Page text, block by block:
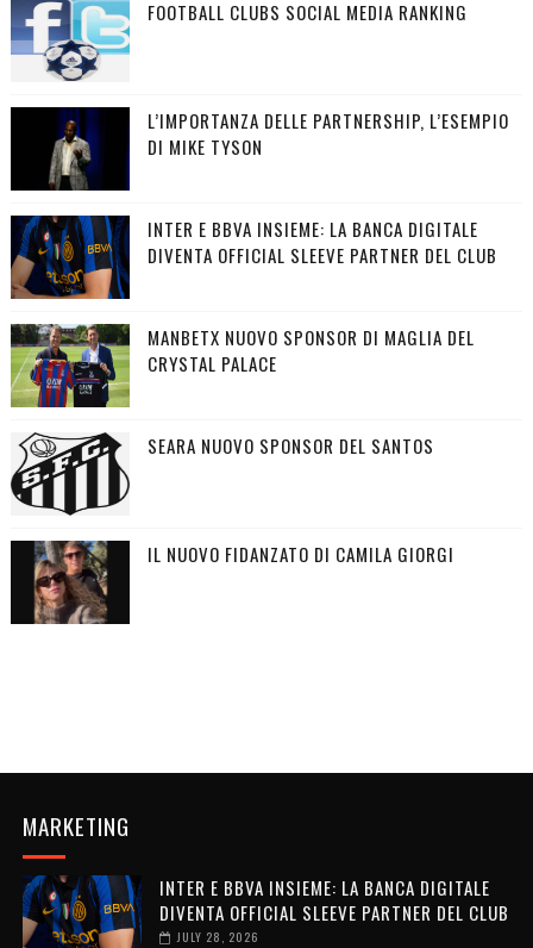
FOOTBALL CLUBS SOCIAL MEDIA RANKING
L’IMPORTANZA DELLE PARTNERSHIP, L’ESEMPIO
DI MIKE TYSON
INTER E BBVA INSIEME: LA BANCA DIGITALE
DIVENTA OFFICIAL SLEEVE PARTNER DEL CLUB
MANBETX NUOVO SPONSOR DI MAGLIA DEL
CRYSTAL PALACE
SEARA NUOVO SPONSOR DEL SANTOS
IL NUOVO FIDANZATO DI CAMILA GIORGI
MARKETING
INTER E BBVA INSIEME: LA BANCA DIGITALE
DIVENTA OFFICIAL SLEEVE PARTNER DEL CLUB
JULY 28, 2026